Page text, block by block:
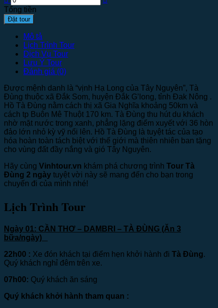
Tổng tiền
Đặt tour
Mô tả
Lịch Trình Tour
Dịch Vụ Tour
Lưu Ý Tour
Đánh giá (0)
Được mệnh danh là “vịnh Hạ Long của Tây Nguyên”, Tà
Đùng thuộc xã Đắk Som, huyện Đắk G’long, tỉnh Đak Nông .
Hồ Tà Đùng nằm cách thị xã Gia Nghĩa khoảng 50km và
cách tp Buôn Mê Thuột 170 km. Tà Đùng thu hút du khách
nhờ mặt nước trong xanh, phẳng lặng điểm xuyết với 36 hòn
đảo lớn nhỏ kỳ vỹ nổi lên. Hồ Tà Đùng là tuyệt tác của tạo
hóa hoàn toàn tách biệt với thế giới mà thiên nhiên ban tặng
cho vùng đất đầy nắng và gió Tây Nguyên.
Hãy cùng Vinhtour.vn khám phá chương trình Tour Tà
Đùng 2 ngày tuyệt vời này sẽ mang đến cho bạn trong
chuyến đi của mình nhé!
Lịch Trình Tour
Ngày 01: CẦN THƠ – DAMBRI – TÀ ĐÙNG (Ăn 3
bữa/ngày)
22h00 : Xe đón khách tại điểm hẹn khởi hành đi Tà Đùng.
Quý khách nghỉ đêm trên xe.
07h00: Quý khách ăn sáng
Quý khách khởi hành tham quan :